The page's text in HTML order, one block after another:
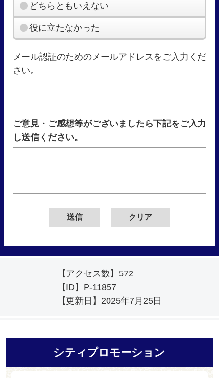
どちらともいえない
役に立たなかった
メール認証のためのメールアドレスをご入力くだ
さい。
ご意見・ご感想等がございましたら下記をご入力
し送信ください。
【アクセス数】 572
【ID】 P-11857
【更新日】 2025年7月25日
シティプロモーション